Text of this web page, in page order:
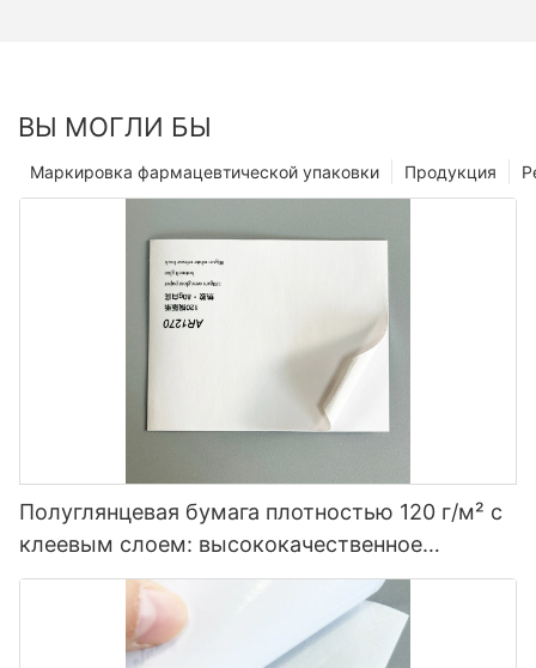
ВЫ МОГЛИ БЫ
Продукция
Маркировка фармацевтической упаковки
Полуглянцевая бумага плотностью 120 г/м² с
клеевым слоем: высококачественное
решение для маркировки.